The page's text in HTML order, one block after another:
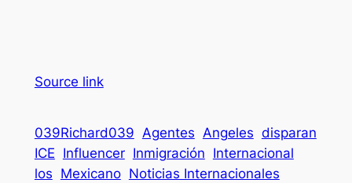
Source link
039Richard039 Agentes Angeles disparan
ICE Influencer Inmigración Internacional
los Mexicano Noticias Internacionales